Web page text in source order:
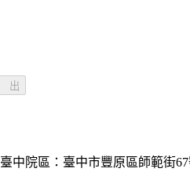
臺中院區：臺中市豐原區師範街